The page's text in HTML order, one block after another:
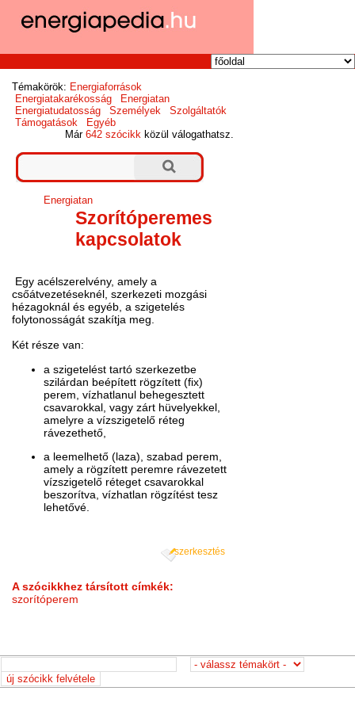
Témakörök: Energiaforrások
Energiatakarékosság
Energiatan
Energiatudatosság
Személyek
Szolgáltatók
Támogatások
Egyéb
Már642 szócikk közül válogathatsz.
Energiatan
Szorítóperemes
kapcsolatok
Egy acélszerelvény, amely a
csőátvezetéseknél, szerkezeti mozgási
hézagoknál és egyéb, a szigetelés
folytonosságát szakítja meg.
Két része van:
a szigetelést tartó szerkezetbe
szilárdan beépített rögzített (fix)
perem, vízhatlanul behegesztett
csavarokkal, vagy zárt hüvelyekkel,
amelyre a vízszigetelő réteg
rávezethető,
a leemelhető (laza), szabad perem,
amely a rögzített peremre rávezetett
vízszigetelő réteget csavarokkal
beszorítva, vízhatlan rögzítést tesz
lehetővé.
szerkesztés
A szócikkhez társított címkék:
szorítóperem